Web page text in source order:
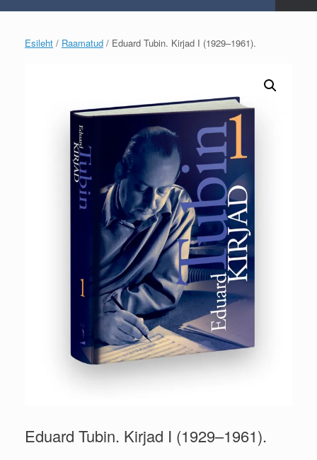
Esileht / Raamatud / Eduard Tubin. Kirjad I (1929–1961).
Eduard Tubin. Kirjad I (1929–1961).